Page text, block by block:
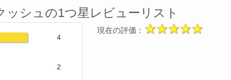
ッシュの1つ星レビューリスト
4
2
現在の評価：